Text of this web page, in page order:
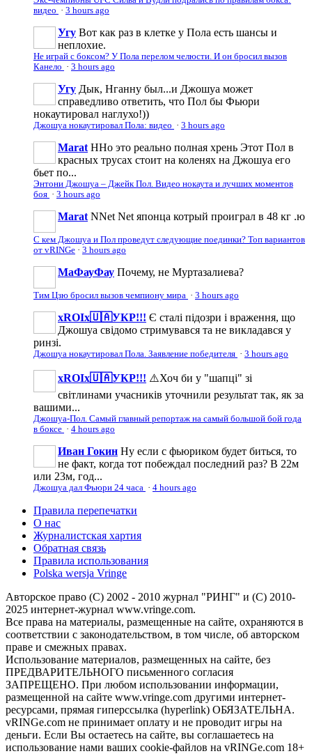
видео · 3 hours ago
Угу Вот как раз в клетке у Пола есть шансы и
неплохие.
Не играй с боксом? У Пола перелом челюсти. И он бросил вызов
Канело · 3 hours ago
Угу Дык, Нганну был...и Джошуа может
справедливо ответить, что Пол бы Фьюри
нокаутировал наглухо!))
Джошуа нокаутировал Пола: видео · 3 hours ago
Marat ННо это реально полная хрень Этот Пол в
красных трусах стоит на коленях на Джошуа его
бьет по...
Энтони Джошуа – Джейк Пол. Видео нокаута и лучших моментов
боя · 3 hours ago
Marat NNet Net японца котрый проиграл в 48 кг .ю
С кем Джошуа и Пол проведут следующие поединки? Топ вариантов
от vRINGe · 3 hours ago
МаФауФау Почему, не Муртазалиева?
Тим Цзю бросил вызов чемпиону мира · 3 hours ago
xROIx🇺🇦УКР!!! Є сталі підозри і враження, що
Джошуа свідомо стримувався та не викладався у
ринзі.
Джошуа нокаутировал Пола. Заявление победителя · 3 hours ago
xROIx🇺🇦УКР!!! ⚠️Хоч би у "шапці" зі
світлинами учасників уточнили результат так, як за
вашими...
Джошуа-Пол. Самый главный репортаж на самый большой бой года
в боксе · 4 hours ago
Иван Гокин Ну если с фьюриком будет биться, то
не факт, когда тот побеждал последний раз? В 22м
или 23м, год...
Джошуа дал Фьюри 24 часа · 4 hours ago
Правила перепечатки
О нас
Журналистская хартия
Обратная связь
Правила использования
Polska wersja Vringe
Авторское право (С) 2002 - 2010 журнал "РИНГ" и (С) 2010-
2025 интернет-журнал www.vringe.com.
Все права на материалы, размещенные на сайте, охраняются в
соответствии с законодательством, в том числе, об авторском
праве и смежных правах.
Использование материалов, размещенных на сайте, без
ПРЕДВАРИТЕЛЬНОГО письменного согласия
ЗАПРЕЩЕНО. При любом использовании информации,
размещенной на сайте www.vringe.com другими интернет-
ресурсами, прямая гиперссылка (hyperlink) ОБЯЗАТЕЛЬНА.
vRINGe.com не принимает оплату и не проводит игры на
деньги. Если Вы остаетесь на сайте, вы соглашаетесь на
использование нами ваших cookie-файлов на vRINGe.com 18+